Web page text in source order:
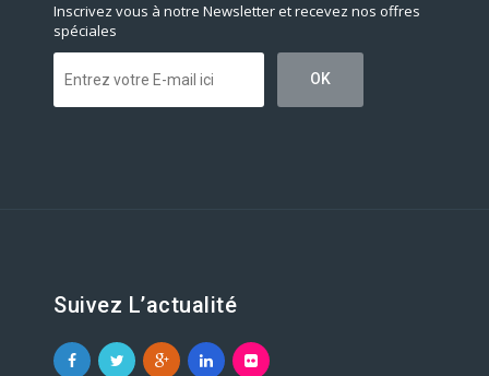
Inscrivez vous à notre Newsletter et recevez nos offres
spéciales
Suivez L’actualité